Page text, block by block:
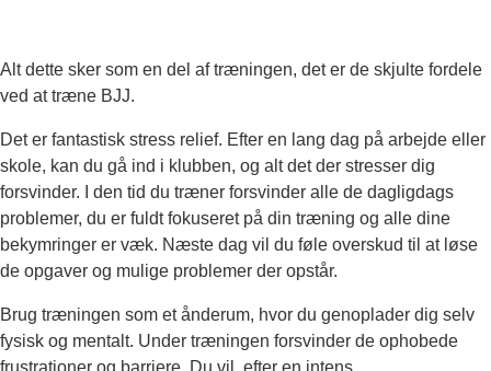
Alt dette sker som en del af træningen, det er de skjulte fordele
ved at træne BJJ.
Det er fantastisk stress relief. Efter en lang dag på arbejde eller
skole, kan du gå ind i klubben, og alt det der stresser dig
forsvinder. I den tid du træner forsvinder alle de dagligdags
problemer, du er fuldt fokuseret på din træning og alle dine
bekymringer er væk. Næste dag vil du føle overskud til at løse
de opgaver og mulige problemer der opstår.
Brug træningen som et ånderum, hvor du genoplader dig selv
fysisk og mentalt. Under træningen forsvinder de ophobede
frustrationer og barriere. Du vil efter en intens